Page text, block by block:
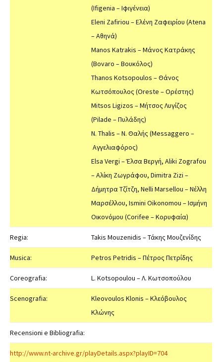
(Ifigenia – Ιφιγένεια)
Eleni Zafiriou – Ελένη Ζαφειρίου (Atena
– Αθηνά)
Manos Katrakis – Μάνος Κατράκης
(Bovaro – Βουκόλος)
Thanos Kotsopoulos – Θάνος
Κωτσόπουλος (Oreste – Ορέστης)
Mitsos Ligizos – Μήτσος Λυγίζος
(Pilade – Πυλάδης)
N. Thalis – Ν. Θαλής (Messaggero –
Αγγελιαφόρος)
Elsa Vergi – Έλσα Βεργή, Aliki Zografou
– Αλίκη Ζωγράφου, Dimitra Zizi –
Δήμητρα Τζίτζη, Nelli Marsellou – Νέλλη
Μαρσέλλου, Ismini Oikonomou – Ισμήνη
Οικονόμου (Corifee – Κορυφαία)
Regia: Takis Mouzenidis – Τάκης Μουζενίδης
Musica: Petros Petridis – Πέτρος Πετρίδης
Coreografia: L. Kotsopoulou – Λ. Κωτσοπούλου
Scenografia:
Kleovoulos Klonis – Κλεόβουλος
Κλώνης
Recensioni e Bibliografia:
http://www.nt-archive.gr/playDetails.aspx?playID=704